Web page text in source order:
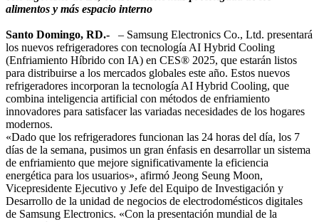
alimentos y más espacio interno
Santo Domingo, RD.-
– Samsung Electronics Co., Ltd. presentará
los nuevos refrigeradores con tecnología AI Hybrid Cooling
(Enfriamiento Híbrido con IA) en CES® 2025, que estarán listos
para distribuirse a los mercados globales este año. Estos nuevos
refrigeradores incorporan la tecnología AI Hybrid Cooling, que
combina inteligencia artificial con métodos de enfriamiento
innovadores para satisfacer las variadas necesidades de los hogares
modernos.
«Dado que los refrigeradores funcionan las 24 horas del día, los 7
días de la semana, pusimos un gran énfasis en desarrollar un sistema
de enfriamiento que mejore significativamente la eficiencia
energética para los usuarios», afirmó Jeong Seung Moon,
Vicepresidente Ejecutivo y Jefe del Equipo de Investigación y
Desarrollo de la unidad de negocios de electrodomésticos digitales
de Samsung Electronics. «Con la presentación mundial de la